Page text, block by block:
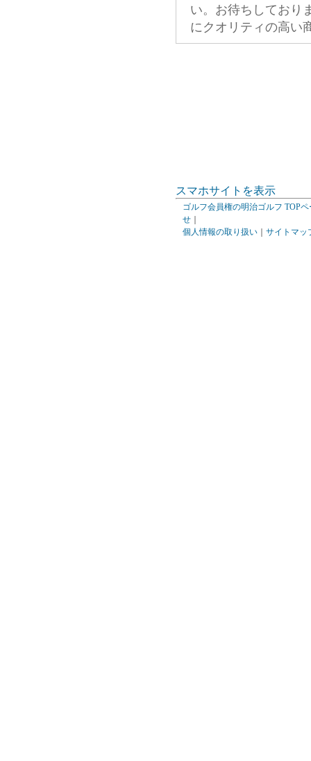
い。お待ちしており
にクオリティの高い
スマホサイトを表示
ゴルフ会員権の明治ゴルフ TOPペ
せ
個人情報の取り扱い
サイトマッ